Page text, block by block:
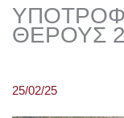
ΘΕΡΟΥΣ
25/02/25